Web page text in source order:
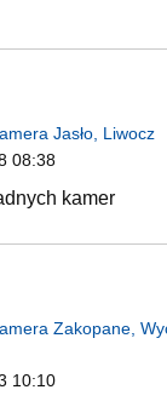
Jasło, Liwocz
08:38
kamer
Zakopane,
10:10